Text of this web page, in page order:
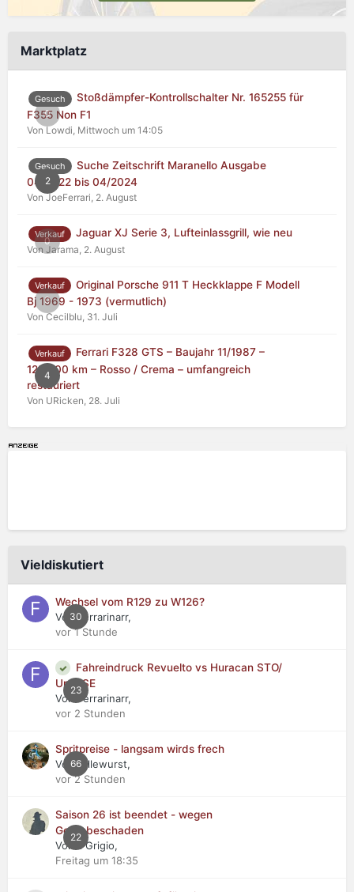
Marktplatz
0
Gesuch
Stoßdämpfer-Kontrollschalter Nr. 165255 für
F355 Non F1
Von Lowdi, Mittwoch um 14:05
2
Gesuch
Suche Zeitschrift Maranello Ausgabe
04/2022 bis 04/2024
Von JoeFerrari, 2. August
0
Verkauf Jaguar XJ Serie 3, Lufteinlassgrill, wie neu
Von Jarama, 2. August
0
Verkauf
Original Porsche 911 T Heckklappe F Modell
Bj 1969 - 1973 (vermutlich)
Von Cecilblu, 31. Juli
4
Verkauf
Ferrari F328 GTS – Baujahr 11/1987 –
125.000 km – Rosso / Crema – umfangreich
restauriert
Von URicken, 28. Juli
Vieldiskutiert
30
Wechsel vom R129 zu W126?
Von Ferrarinarr,
vor 1 Stunde
23
Fahreindruck Revuelto vs Huracan STO/
Urus SE
Von Ferrarinarr,
vor 2 Stunden
66
Spritpreise - langsam wirds frech
Von tollewurst,
vor 2 Stunden
22
Saison 26 ist beendet - wegen
Getriebeschaden
Von Il Grigio,
Freitag um 18:35